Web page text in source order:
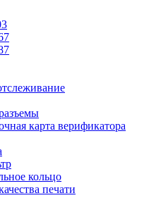
карта верификатора
кольцо
печати